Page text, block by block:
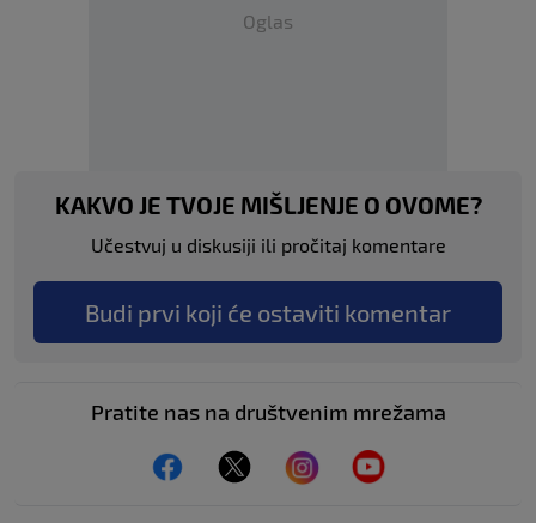
Oglas
KAKVO JE TVOJE MIŠLJENJE O OVOME?
Učestvuj u diskusiji ili pročitaj komentare
Budi prvi koji će ostaviti komentar
Pratite nas na društvenim mrežama